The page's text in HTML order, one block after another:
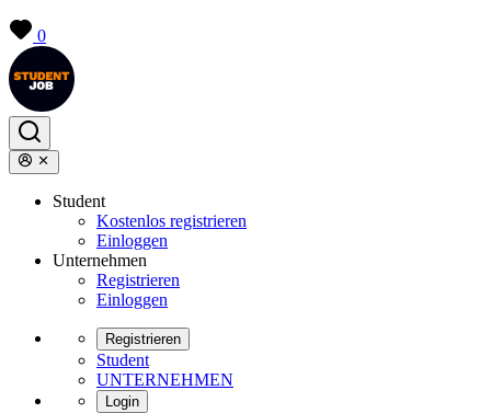
0
Student
Kostenlos registrieren
Einloggen
Unternehmen
Registrieren
Einloggen
Registrieren
Student
UNTERNEHMEN
Login